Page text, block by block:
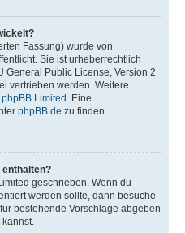
Fassung) wurde von
Sie ist urheberrechtlich
General Public License, Version 2
vertrieben werden. Weitere
Limited . Eine
phpBB.de zu finden.
geschrieben. Wenn du
werden sollte, dann besuche
bestehende Vorschläge abgeben